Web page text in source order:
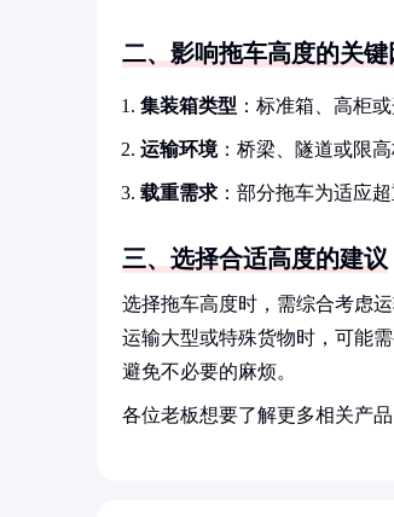
二、影响拖车高度的关键
集装箱类型 ：标准箱、高柜
运输环境：桥梁、隧道或限
载重需求 ：部分拖车为适应
三、选择合适高度的建议
选择拖车高度时，需综合考虑
运输大型或特殊货物时，可能
避免不必要的麻烦。
各位老板想要了解更多相关产